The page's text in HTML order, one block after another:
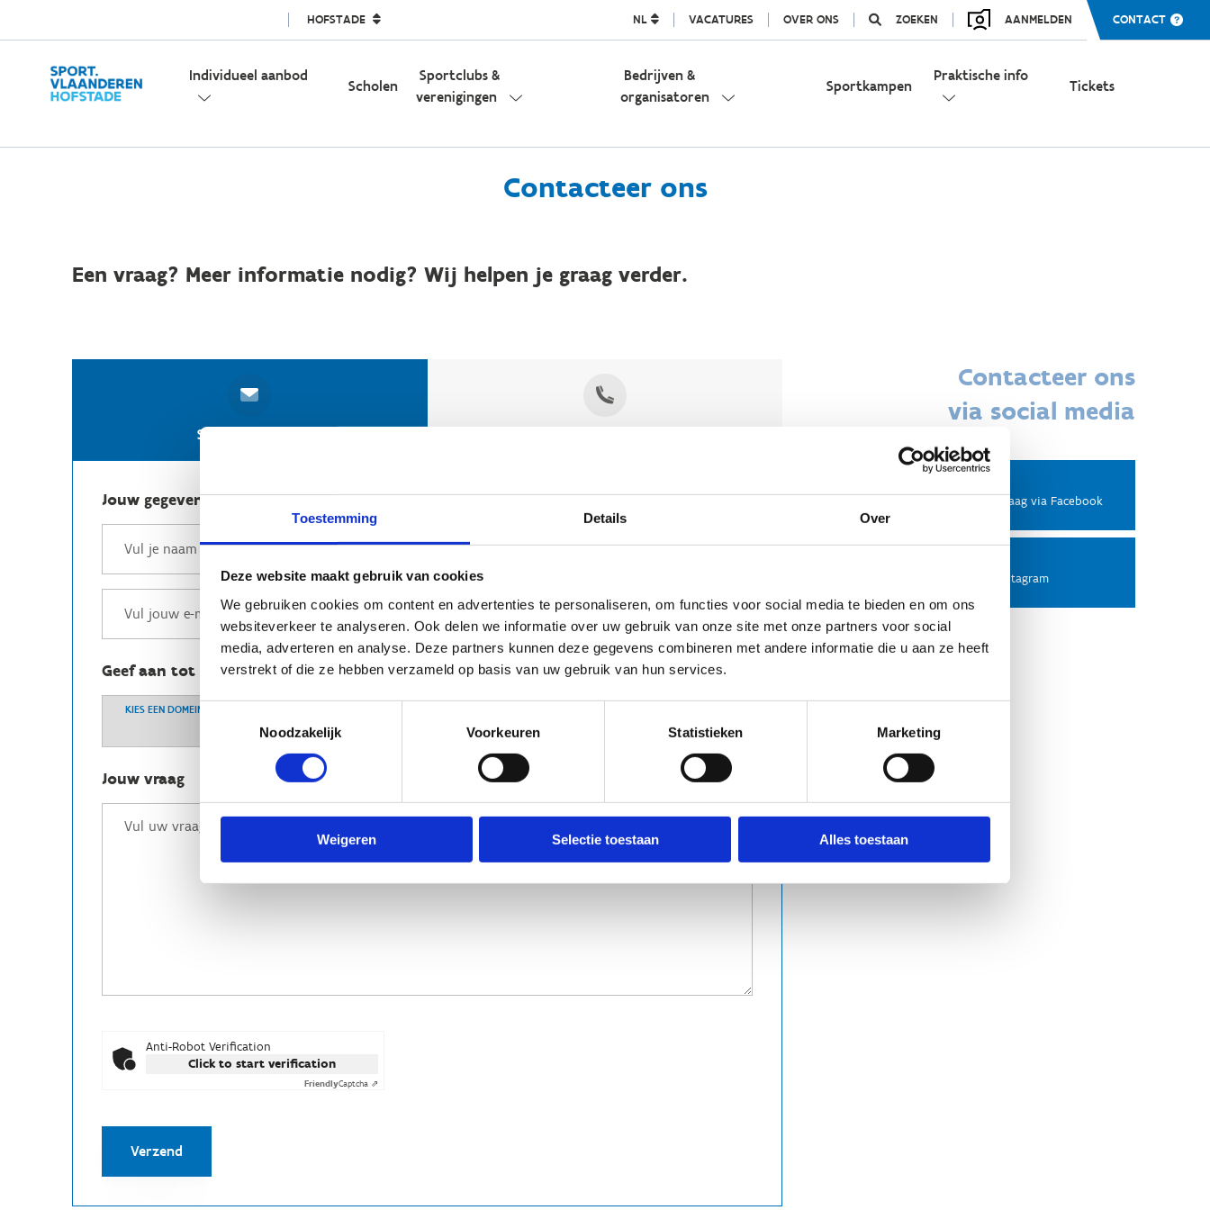
Toestemming Details Over
Deze website maakt gebruik van cookies
We gebruiken cookies om content en advertenties te personaliseren, om functies voor social media te bieden en om ons
websiteverkeer te analyseren. Ook delen we informatie over uw gebruik van onze site met onze partners voor social
media, adverteren en analyse. Deze partners kunnen deze gegevens combineren met andere informatie die u aan ze heeft
verstrekt of die ze hebben verzameld op basis van uw gebruik van hun services.
Toestemmingsselectie
Noodzakelijk
Voorkeuren Statistieken Marketing
Weigeren Selectie toestaan Alles toestaan
HOFSTADE NL VACATURES OVER ONS ZOEKEN AANMELDEN CONTACT
Individueel aanbod
Scholen
Sportclubs &
verenigingen
Bedrijven &
organisatoren
Sportkampen
Praktische info
Tickets
Contacteer ons
Een vraag? Meer informatie nodig? Wij helpen je graag verder.
Stuur een e-mail
Jouw gegevens
Geef aan tot welk domein jouw vraag behoort
KIES EEN DOMEIN
Jouw vraag
Anti-Robot Verification
Click to start verification
FriendlyCaptcha ⇗
Verzend
Contacteer ons
via social media
Stel ons een vraag via Facebook
Volg ons op Instagram